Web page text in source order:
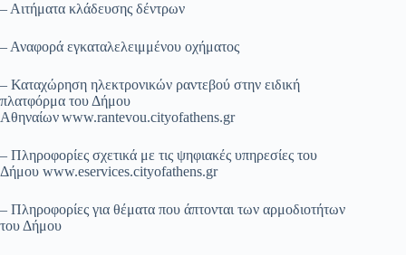
– Αιτήματα κλάδευσης δέντρων
– Αναφορά εγκαταλελειμμένου οχήματος
– Καταχώρηση ηλεκτρονικών ραντεβού στην ειδική
πλατφόρμα του Δήμου
Αθηναίων www.rantevou.cityofathens.gr
– Πληροφορίες σχετικά με τις ψηφιακές υπηρεσίες του
Δήμου www.eservices.cityofathens.gr
– Πληροφορίες για θέματα που άπτονται των αρμοδιοτήτων
του Δήμου